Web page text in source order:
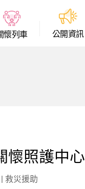
懷列車 公開資訊
懷照護中心
救災援助